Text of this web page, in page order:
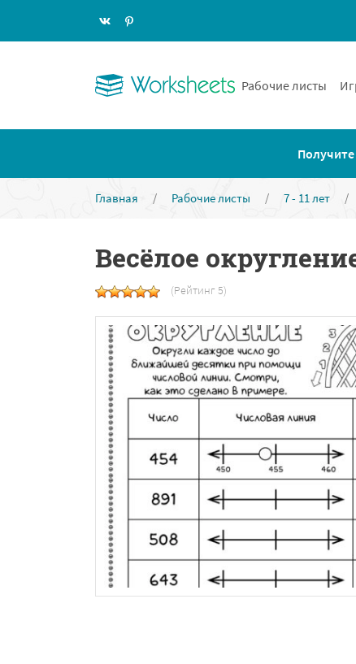
Рабочие листы
Главная / Рабочие листы / 7 - 11 лет /
Весёлое
(Рейтинг 5)